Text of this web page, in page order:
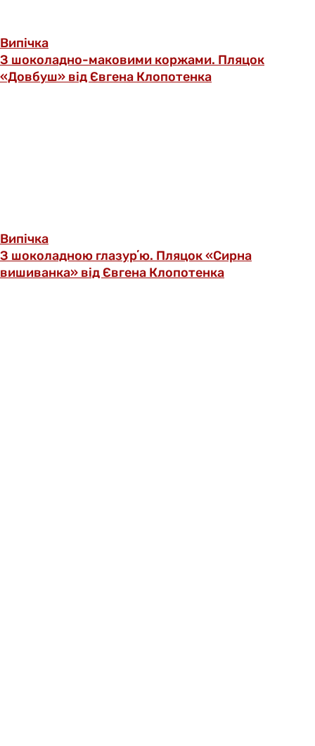
Випічка
З шоколадно-маковими коржами. Пляцок
«Довбуш» від Євгена Клопотенка
Випічка
З шоколадною глазурʼю. Пляцок «Сирна
вишиванка» від Євгена Клопотенка